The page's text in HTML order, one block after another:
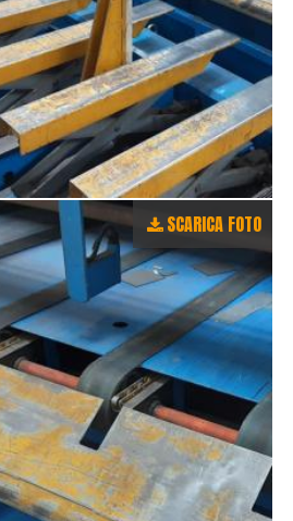
SCARICA FOTO